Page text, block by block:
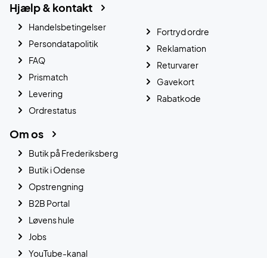
Hjælp & kontakt
Handelsbetingelser
Persondatapolitik
FAQ
Prismatch
Levering
Ordrestatus
Fortryd ordre
Reklamation
Returvarer
Gavekort
Rabatkode
Om os
Butik på Frederiksberg
Butik i Odense
Opstrengning
B2B Portal
Løvens hule
Jobs
YouTube-kanal